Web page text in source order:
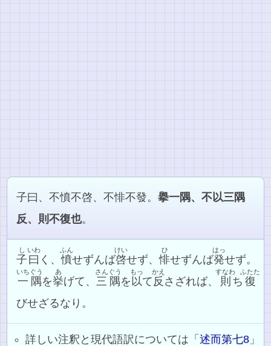
子曰、不憤不啓、不悱不發。擧一隅、不以三隅
反、則不復也。
子
し
曰
いわ
く、憤
ふん
せずんば啓
けい
せず、悱
ひ
せずんば発
はっ
せず。
一隅
いちぐう
を挙
あ
げて、 三隅
さんぐう
を 以
もっ
て 反
かえ
さざれば、 則
すなわ
ち 復
ふたた
びせざるなり。
詳しい注釈と現代語訳については「述而第七8 」